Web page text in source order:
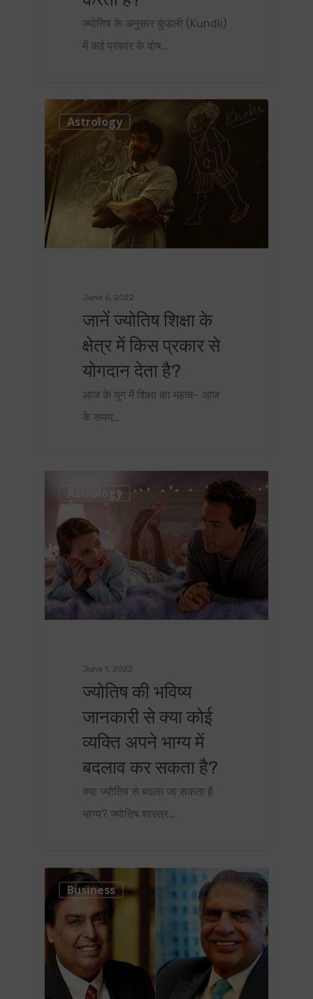
ज्योतिष के अनुसार कुंडली (Kundli)
में कई प्रकार के दोष…
Astrology
June 6, 2022
जानें ज्योतिष शिक्षा के
क्षेत्र में किस प्रकार से
योगदान देता है?
आज के युग में शिक्षा का महत्व- आज
के समय…
Astrology
June 1, 2022
ज्योतिष की भविष्य
जानकारी से क्या कोई
व्यक्ति अपने भाग्य में
बदलाव कर सकता है?
क्या ज्योतिष से बदला जा सकता है
भाग्य? ज्योतिष शास्त्र…
0
Business